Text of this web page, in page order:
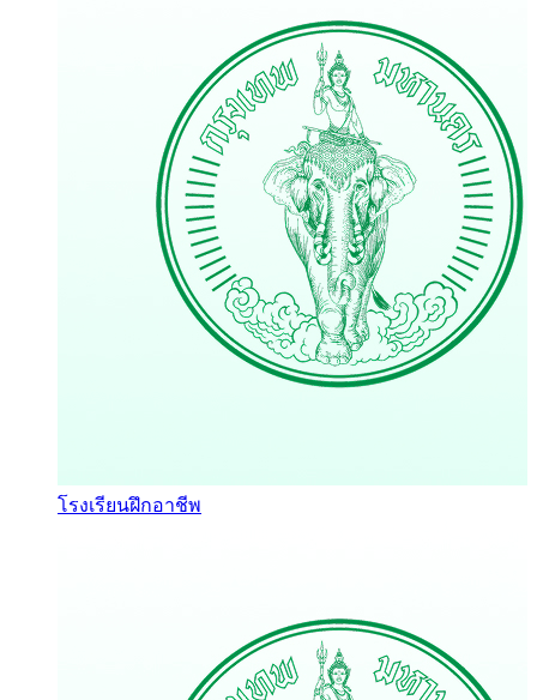
โรงเรียนฝึกอาชีพ